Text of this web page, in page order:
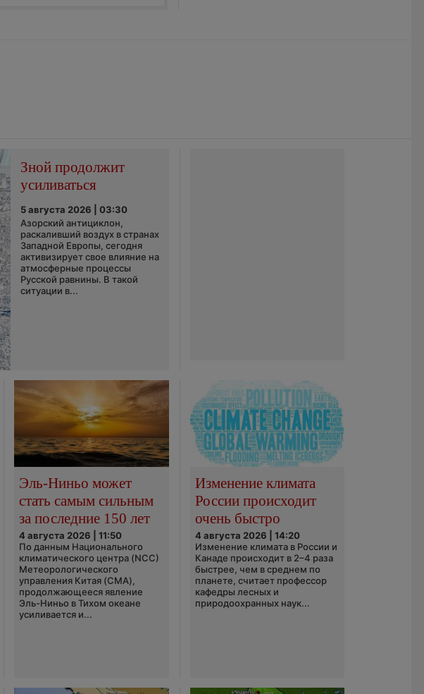
Зной продолжит
усиливаться
5 августа 2026 | 03:30
Азорский антициклон,
раскаливший воздух в странах
Западной Европы, сегодня
активизирует свое влияние на
атмосферные процессы
Русской равнины. В такой
ситуации в...
Эль-Ниньо может
стать самым сильным
за последние 150 лет
4 августа 2026 | 11:50
По данным Национального
климатического центра (NCC)
Метеорологического
управления Китая (CMA),
продолжающееся явление
Эль-Ниньо в Тихом океане
усиливается и...
Изменение климата
России происходит
очень быстро
4 августа 2026 | 14:20
Изменение климата в России и
Канаде происходит в 2–4 раза
быстрее, чем в среднем по
планете, считает профессор
кафедры лесных и
природоохранных наук...